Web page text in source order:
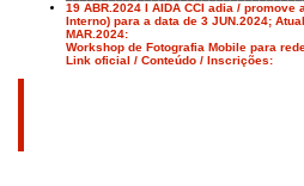
19 ABR.2024 I AIDA CCI adia /
Interno) para a data de 3 JUN.2024;
MAR.2024:
Workshop de Fotografia Mobile para
Link oficial / Conteúdo / Inscrições: